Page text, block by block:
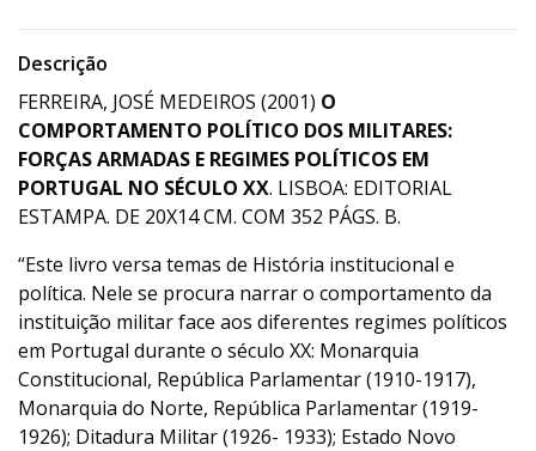
Descrição
FERREIRA, JOSÉ MEDEIROS (2001) O
COMPORTAMENTO POLÍTICO DOS MILITARES:
FORÇAS ARMADAS E REGIMES POLÍTICOS EM
PORTUGAL NO SÉCULO XX. LISBOA: EDITORIAL
ESTAMPA. DE 20X14 CM. COM 352 PÁGS. B.
“Este livro versa temas de História institucional e
política. Nele se procura narrar o comportamento da
instituição militar face aos diferentes regimes políticos
em Portugal durante o século XX: Monarquia
Constitucional, República Parlamentar (1910-1917),
Monarquia do Norte, República Parlamentar (1919-
1926); Ditadura Militar (1926- 1933); Estado Novo